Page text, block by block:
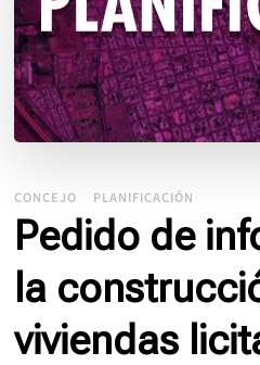
CONCEJO PLANIFICACIÓN
Pedido de
la
viviendas